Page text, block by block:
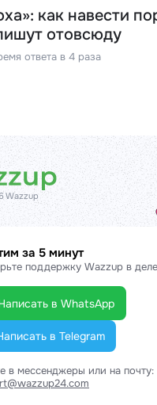
как навести
отовсюду
ответа в 4 раза
Wazzup
за 5 минут
поддержку Wazzup в деле
в WhatsApp
в Telegram
в мессенджеры или на почту: